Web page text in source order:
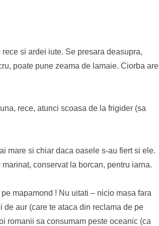
si ardei iute. Se presara deasupra,
poate pune zeama de lamaie. Ciorba are
rece, atunci scoasa de la frigider (sa
mare si chiar daca oasele s-au fiert si ele.
conservat la borcan, pentru iarna.
mapamond ! Nu uitati – nicio masa fara
aur (care te ataca din reclama de pe
romanii sa consumam peste oceanic (ca